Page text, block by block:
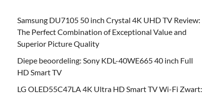
Samsung DU7105 50 inch Crystal 4K UHD TV Review:
The Perfect Combination of Exceptional Value and
Superior Picture Quality
Diepe beoordeling: Sony KDL-40WE665 40 inch Full
HD Smart TV
LG OLED55C47LA 4K Ultra HD Smart TV Wi-Fi Zwart: